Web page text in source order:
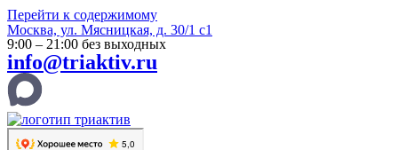
Перейти к содержимому
Москва, ул. Мясницкая, д. 30/1 с1
9:00 – 21:00 без выходных
info@triaktiv.ru